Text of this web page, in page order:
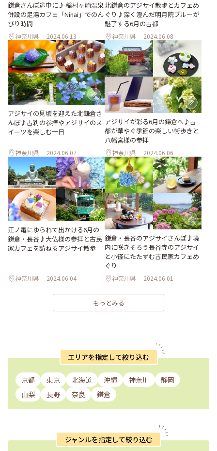
鎌倉さんぽ途中に♪ 稲村ヶ崎温泉
併設の足湯カフェ「Ninai」でのん
びり時間
神奈川県 2024.06.13
北鎌倉のアジサイ散歩とカフェめ
ぐり♪深く澄んだ明月院ブルーが
魅了する6月の古都
神奈川県 2024.06.08
アジサイの見頃を迎えた北鎌倉さ
んぽ♪古刹の参拝やアジサイのス
イーツを楽しむ一日
神奈川県 2024.06.07
アジサイが彩る6月の鎌倉へ♪古
都が華やぐ季節の楽しい街歩きと
八幡宮様の参拝
神奈川県 2024.06.06
江ノ電にゆられて出かける6月の
鎌倉・長谷♪大仏様の参拝と古民
家カフェを訪ねるアジサイ散歩
神奈川県 2024.06.04
鎌倉・長谷のアジサイさんぽ♪境
内に咲きそろう長谷寺のアジサイ
と小径にたたずむ古民家カフェめ
ぐり
神奈川県 2024.06.01
もっとみる
エリアを指定して絞り込む
京都 東京 北海道 沖縄 神奈川
静岡
山梨
長野 奈良 鎌倉
ジャンルを指定して絞り込む